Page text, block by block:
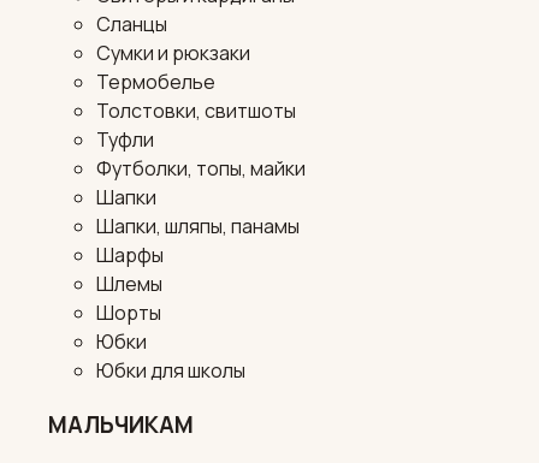
Сланцы
Сумки и рюкзаки
Термобелье
Толстовки, свитшоты
Туфли
Футболки, топы, майки
Шапки
Шапки, шляпы, панамы
Шарфы
Шлемы
Шорты
Юбки
Юбки для школы
МАЛЬЧИКАМ